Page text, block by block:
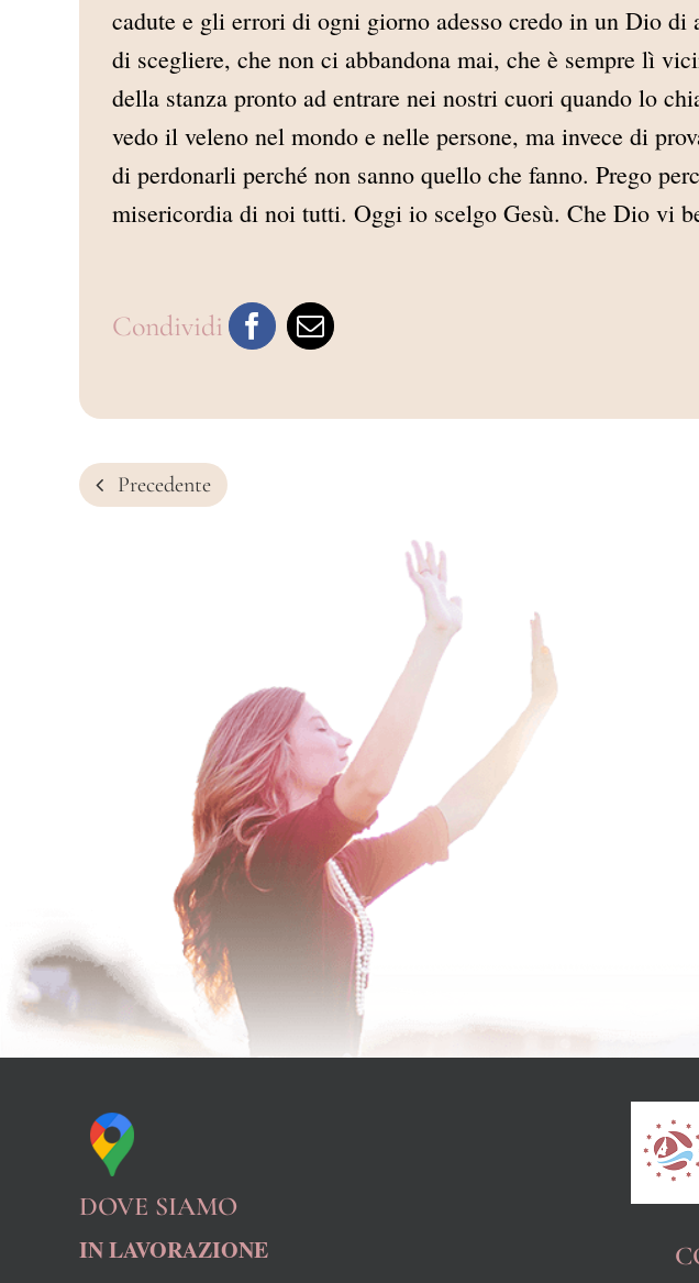
cadute e gli errori di ogni giorno adesso credo in un Dio di
di scegliere, che non ci abbandona mai, che è sempre lì
della stanza pronto ad entrare nei nostri cuori quando lo
vedo il veleno nel mondo e nelle persone, ma invece di
di perdonarli perché non sanno quello che fanno. Prego
misericordia di noi tutti. Oggi io scelgo Gesù. Che Dio vi
Condividi
Precedente
DOVE SIAMO
IN LAVORAZIONE